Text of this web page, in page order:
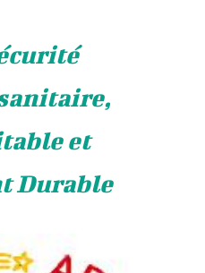
et
Durable